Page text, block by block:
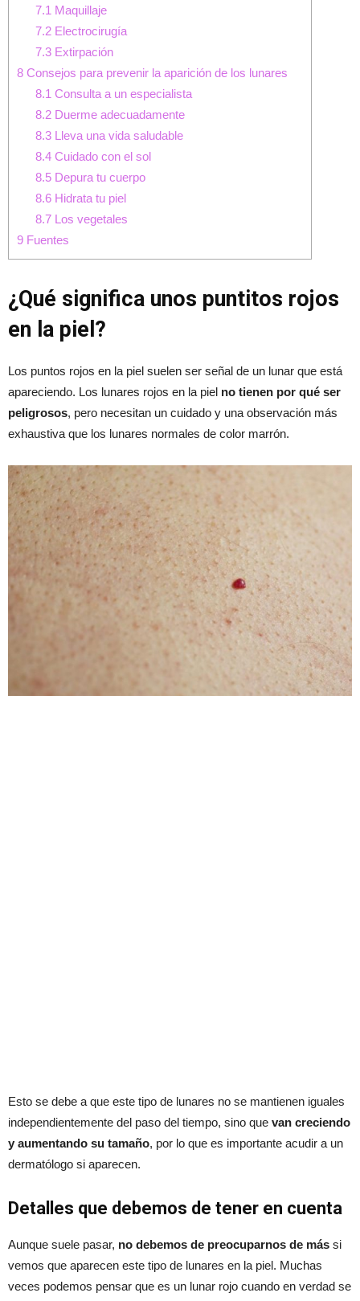
7.1 Maquillaje
7.2Electrocirugía
7.3Extirpación
8 Consejos para prevenir la aparición de los lunares
8.1 Consulta a un especialista
8.2Duerme adecuadamente
8.3Lleva una vida saludable
8.4Cuidado con el sol
8.5Depura tu cuerpo
8.6Hidrata tu piel
8.7Los vegetales
9 Fuentes
¿Qué significa unos puntitos rojos
en la piel?
Los puntos rojos en la piel suelen ser señal de un lunar que está
apareciendo. Los lunares rojos en la piel no tienen por qué ser
peligrosos, pero necesitan un cuidado y una observación más
exhaustiva que los lunares normales de color marrón.
Esto se debe a que este tipo de lunares no se mantienen iguales
independientemente del paso del tiempo, sino que van creciendo
y aumentando su tamaño, por lo que es importante acudir a un
dermatólogo si aparecen.
Detalles que debemos de tener en cuenta
Aunque suele pasar, no debemos de preocuparnos de más si
vemos que aparecen este tipo de lunares en la piel. Muchas
veces podemos pensar que es un lunar rojo cuando en verdad se